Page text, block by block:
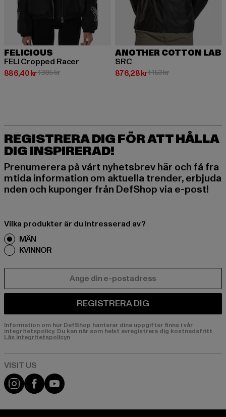
FELICIOUS
FELI Cropped Racer
886,40 kr
Nuvarande pris: 886,40 kr
1 385 krKampanjpris: 1 385 kr
ANOTHER COTTON LAB
SRC
876,28 kr
Nuvarande pris: 876,28 kr
1 153 krKampanjpris: 1 153
REGISTRERA DIG FÖR ATT HÅLLA
DIG INSPIRERAD!
Prenumerera på vårt nyhetsbrev här och få fra
mtida information om aktuella trender, erbjuda
nden och kuponger från DefShop via e-post!
Vilka produkter är du intresserad av?
MÄN
KVINNOR
REGISTRERA DIG
Information om hur DefShop hanterar dina uppgifter finns i vår
integritetspolicy. Du kan när som helst avregistrera dig kostnadsfritt.
Läs integritetspolicyn
Visit our Instagram page:
Visit our Facebook page:
Visit our YouTube channel: